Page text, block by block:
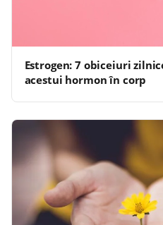
Estrogen: 7 obiceiuri
acestui hormon în corp